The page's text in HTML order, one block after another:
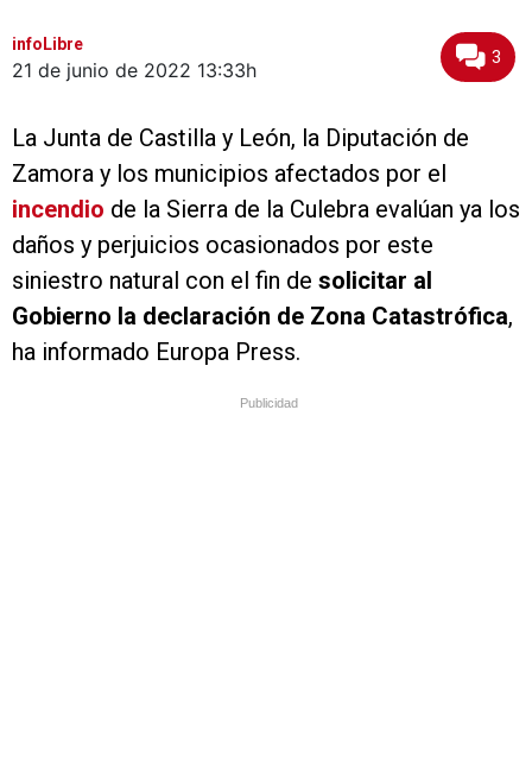
infoLibre
21 de junio de 2022 13:33h
3
La Junta de Castilla y León, la Diputación de
Zamora y los municipios afectados por el
incendio de la Sierra de la Culebra evalúan ya los
daños y perjuicios ocasionados por este
siniestro natural con el fin de solicitar al
Gobierno la declaración de Zona Catastrófica,
ha informado Europa Press.
Publicidad